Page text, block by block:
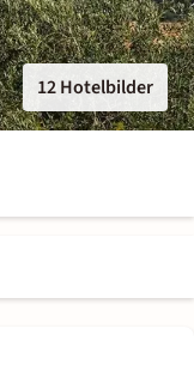
12 Hotelbilder